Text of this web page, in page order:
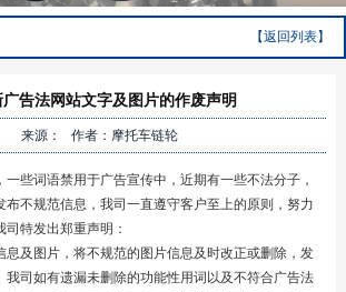
【返回列表】
广告法网站文字及图片的作废声明
来源： 作者：摩托车链轮
一些词语禁用于广告宣传中，近期有一些不法分子，
布不规范信息，我司一直遵守客户至上的原则，努力
特发出郑重声明：
息及图片，将不规范的图片信息及时改正或删除，发
我司如有遗漏未删除的功能性用词以及不符合广告法